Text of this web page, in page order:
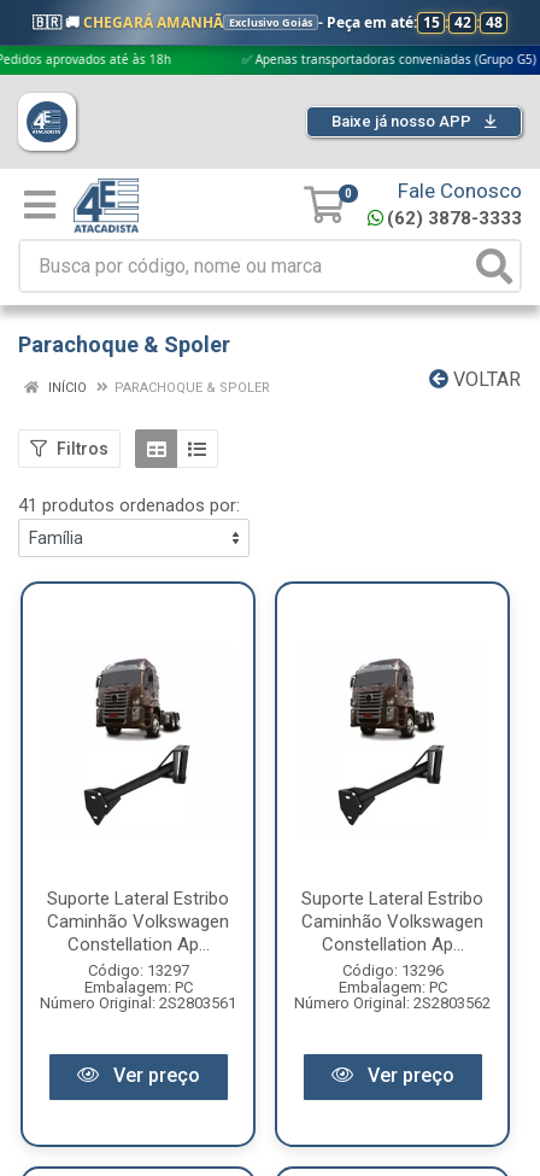
🇧🇷 🚚CHEGARÁ AMANHÃ Exclusivo Goiás - Peça em até: 15 : 42 : 47
até às 18h ✅ Apenas transportadoras conveniadas (Grupo G5)
Baixe já nosso APP
0 Fale Conosco
(62) 3878-3333
Parachoque & Spoler
VOLTAR
INÍCIO PARACHOQUE & SPOLER
Filtros
41 produtos ordenados por:
Suporte Lateral Estribo
Caminhão Volkswagen
Constellation Ap...
Código: 13297
Embalagem: PC
Número Original: 2S2803561
Ver preço
Suporte Lateral Estribo
Caminhão Volkswagen
Constellation Ap...
Código: 13296
Embalagem: PC
Número Original: 2S2803562
Ver preço